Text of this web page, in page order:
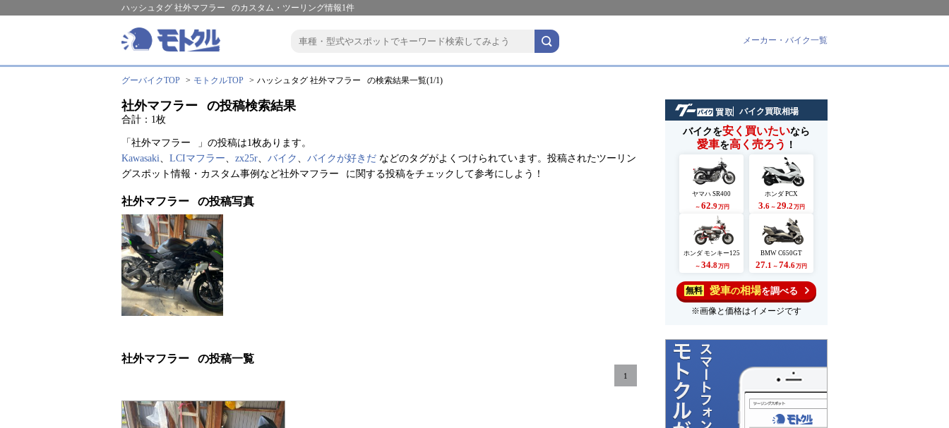
ハッシュタグ 社外マフラー⠀のカスタム・ツーリング情報1件
メーカー・バイク一覧
グーバイクTOP モトクルTOP ハッシュタグ 社外マフラー⠀の検索結果一覧(1/1)
社外マフラー⠀の投稿検索結果
合計：1枚
「社外マフラー⠀」の投稿は1枚あります。
Kawasaki、 LCIマフラー、 zx25r、 バイク 、 バイクが好きだ などのタグがよくつけられています。投稿されたツーリン
グスポット情報・カスタム事例など社外マフラー⠀に関する投稿をチェックして参考にしよう！
社外マフラー⠀の投稿写真
社外マフラー⠀の投稿一覧
1
バイク買取相場
バイクを安く買いたいなら
愛車を高く売ろう ！
ヤマハ SR400
～ 62.9 万円
ホンダ PCX
3.6 ～ 29.2 万円
ホンダ モンキー125
～ 34.8万円
BMW C650GT
27.1 ～ 74.6万円
無料 愛車の相場を調べる
※画像と価格はイメージです